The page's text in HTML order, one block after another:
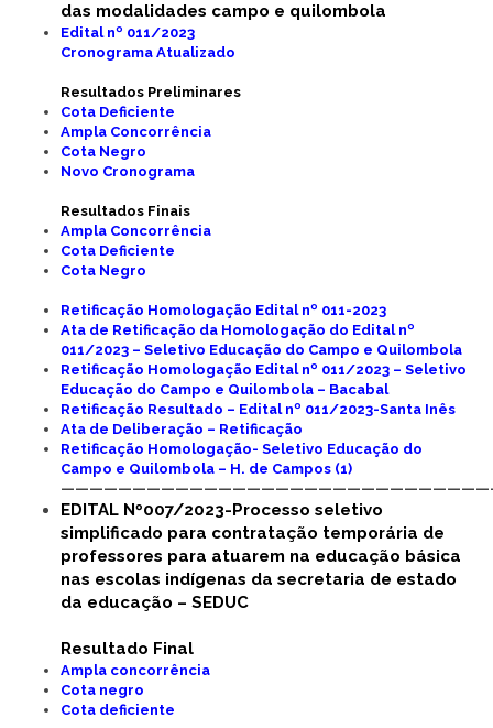
das modalidades campo e quilombola
Edital nº 011/2023
Cronograma Atualizado
Resultados Preliminares
Cota Deficiente
Ampla Concorrência
Cota Negro
Novo Cronograma
Resultados Finais
Ampla Concorrência
Cota Deficiente
Cota Negro
Retificação Homologação Edital nº 011-2023
Ata de Retificação da Homologação do Edital nº
011/2023 – Seletivo Educação do Campo e Quilombola
Retificação Homologação Edital nº 011/2023 – Seletivo
Educação do Campo e Quilombola – Bacabal
Retificação Resultado – Edital nº 011/2023-Santa Inês
Ata de Deliberação – Retificação
Retificação Homologação- Seletivo Educação do
Campo e Quilombola – H. de Campos (1)
EDITAL Nº007/2023-Processo seletivo
simplificado para contratação temporária de
professores para atuarem na educação básica
nas escolas indígenas da secretaria de estado
da educação – SEDUC
Resultado Final
Ampla concorrência
Cota negro
Cota deficiente